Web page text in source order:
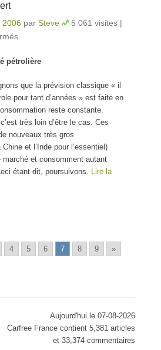
2006 par Steve 5 061 visites |
pétrolière
que la prévision classique « il
pour tant d’années » est faite en
reste constante.
très loin d’être le cas. Ces
nouveaux très gros
et l’Inde pour l’essentiel)
marché et consomment autant
étant dit, poursuivons. Lire la
4 5 6 7 8 9 »
Aujourd'hui le 07-08-2026
Carfree France contient 5,381 articles
et 33,374 commentaires